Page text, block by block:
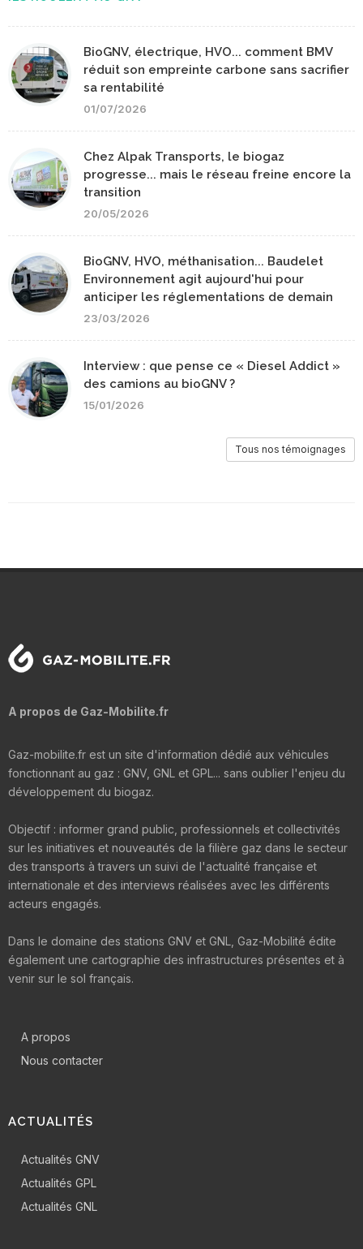
BioGNV, électrique, HVO... comment BMV
réduit son empreinte carbone sans sacrifier
sa rentabilité
01/07/2026
Chez Alpak Transports, le biogaz
progresse... mais le réseau freine encore la
transition
20/05/2026
BioGNV, HVO, méthanisation... Baudelet
Environnement agit aujourd'hui pour
anticiper les réglementations de demain
23/03/2026
Interview : que pense ce « Diesel Addict »
des camions au bioGNV ?
15/01/2026
Tous nos témoignages
A propos de Gaz-Mobilite.fr
Gaz-mobilite.fr est un site d'information dédié aux véhicules
fonctionnant au gaz : GNV, GNL et GPL... sans oublier l'enjeu du
développement du biogaz.
Objectif : informer grand public, professionnels et collectivités
sur les initiatives et nouveautés de la filière gaz dans le secteur
des transports à travers un suivi de l'actualité française et
internationale et des interviews réalisées avec les différents
acteurs engagés.
Dans le domaine des stations GNV et GNL, Gaz-Mobilité édite
également une cartographie des infrastructures présentes et à
venir sur le sol français.
A propos
Nous contacter
ACTUALITÉS
Actualités GNV
Actualités GPL
Actualités GNL